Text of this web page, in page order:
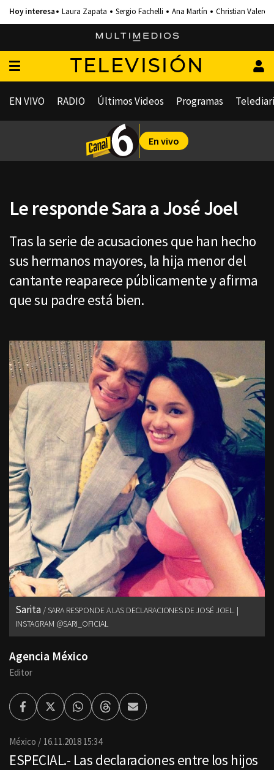
Laura Zapata Sergio Fachelli Ana Martín Christian Valero
TELEVISIÓN
EN VIVO RADIO Últimos Videos Programas
En vivo
Le responde Sara a José Joel
Tras la serie de acusaciones que han hecho
sus hermanos mayores, la hija menor del
cantante reaparece públicamente y afirma
que su padre está bien.
Sarita
SARA RESPONDE A LAS DECLARACIONES DE JOSÉ JOEL. |
INSTAGRAM @SARI_OFICIAL
Agencia México
Editor
FacebookTwitterWhatsappThreadsEnviar
por
México 16.11.2018 15:34
ESPECIAL.- Las declaraciones entre los hijos